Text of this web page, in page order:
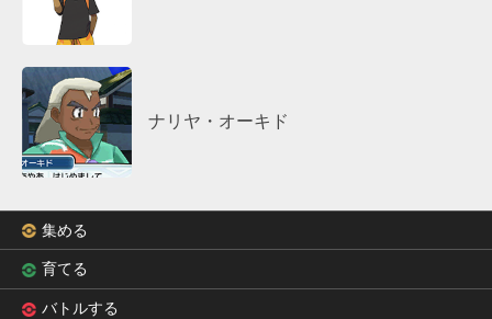
ナリヤ・オーキド
集める
育てる
バトルする